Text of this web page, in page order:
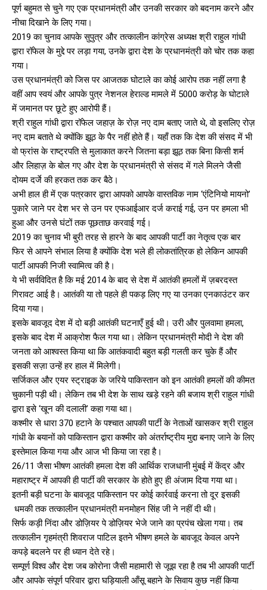
पूर्ण बहुमत से चुने गए एक प्रधानमंत्री और उनकी सरकार को बदनाम करने और
नीचा दिखाने के लिए गया।
2019 का चुनाव आपके सुपुत्र और तत्कालीन कांग्रेस अध्यक्ष श्री राहुल गांधी
द्वारा रॉफेल के मुद्दे पर लड़ा गया, उनके द्वारा देश के प्रधानमंत्री को चोर तक कहा
गया।
उस प्रधानमंत्री को जिस पर आजतक घोटाले का कोई आरोप तक नहीं लगा है
वहीं आप स्वयं और आपके पुत्र नेशनल हेराल्ड मामले में 5000 करोड़ के घोटाले
में जमानत पर छूटे हुए आरोपी हैं।
श्री राहुल गांधी द्वारा रॉफेल जहाज़ के रोज़ नए दाम बताए जाते थे, वो इसलिए रोज़
नए दाम बताते थे क्योंकि झूठ के पैर नहीं होते हैं। यहाँ तक कि देश की संसद में भी
वो फ्रांस के राष्ट्रपति से मुलाकात करने जितना बड़ा झूठ तक बिना किसी शर्म
और लिहाज़ के बोल गए और देश के प्रधानमंत्री से संसद में गले मिलने जैसी
दोयम दर्जे की हरकत तक कर बैठे।
अभी हाल ही में एक पत्रकार द्वारा आपको आपके वास्तविक नाम ‘एंटिनियो मायनो’
पुकारे जाने पर देश भर से उन पर एफआईआर दर्ज कराई गई, उन पर हमला भी
हुआ और उनसे घंटों तक पूछताछ करवाई गई।
2019 का चुनाव भी बुरी तरह से हारने के बाद आपकी पार्टी का नेतृत्व एक बार
फिर से आपने संभाल लिया है क्योंकि देश भले ही लोकतांत्रिक हो लेकिन आपकी
पार्टी आपकी निजी स्वामित्व की है।
ये भी सर्वविदित है कि मई 2014 के बाद से देश में आतंकी हमलों में ज़बरदस्त
गिरावट आई है। आतंकी या तो पहले ही पकड़ लिए गए या उनका एनकाउंटर कर
दिया गया।
इसके बावजूद देश में दो बड़ी आतंकी घटनाएँ हुई थी। उरी और पुलवामा हमला,
इसके बाद देश में आक्रोश फैल गया था। लेकिन प्रधानमंत्री मोदी ने देश की
जनता को आश्वस्त किया था कि आतंकवादी बहुत बड़ी गलती कर चुके हैं और
इसकी सज़ा उन्हें हर हाल में मिलेगी।
सर्जिकल और एयर स्ट्राइक के जरिये पाकिस्तान को इन आतंकी हमलों की कीमत
चुकानी पड़ी थी। लेकिन तब भी देश के साथ खड़े रहने की बजाय श्री राहुल गांधी
द्वारा इसे ‘खून की दलाली’ कहा गया था।
कश्मीर से धारा 370 हटाने के पश्चात आपकी पार्टी के नेताओं खासकर श्री राहुल
गांधी के बयानों को पाकिस्तान द्वारा कश्मीर को अंतर्राष्ट्रीय मुद्दा बनाए जाने के लिए
इस्तेमाल किया गया और आज भी किया जा रहा है।
26/11 जैसा भीषण आतंकी हमला देश की आर्थिक राजधानी मुंबई में केंद्र और
महाराष्ट्र में आपकी ही पार्टी की सरकार के होते हुए ही अंजाम दिया गया था।
इतनी बड़ी घटना के बावजूद पाकिस्तान पर कोई कार्रवाई करना तो दूर इसकी
धमकी तक तत्कालीन प्रधानमंत्री मनमोहन सिंह जी ने नहीं दी थी।
सिर्फ कड़ी निंदा और डोज़ियर पे डोज़ियर भेजे जाने का प्रपंच खेला गया। तब
तत्कालीन गृहमंत्री शिवराज पाटिल इतने भीषण हमले के बावजूद केवल अपने
कपड़े बदलने पर ही ध्यान देते रहे।
सम्पूर्ण विश्व और देश जब कोरोना जैसी महामारी से जूझ रहा है तब भी आपकी पार्टी
और आपके संपूर्ण परिवार द्वारा घड़ियाली आँसू बहाने के सिवाय कुछ नहीं किया